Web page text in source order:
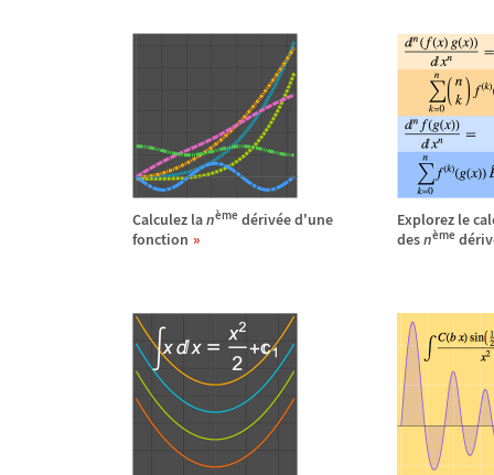
Calculez lanème dérivée d'une
fonction
Explorez le
desnème dériv